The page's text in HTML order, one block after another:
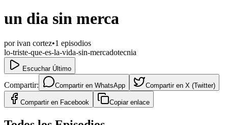
un dia sin merca
porivan cortez•1 episodios
lo-triste-que-es-la-vida-sin-mercadotecnia
Escuchar Último
Compartir: Compartir en WhatsApp Compartir en X (Twitter)
Compartir en Facebook Copiar enlace